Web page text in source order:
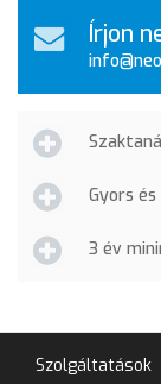
Írjon
Gyors
3 év
Szolgáltatások